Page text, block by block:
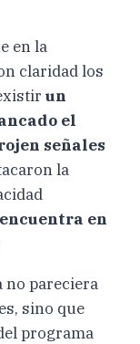
en la
claridad los
un
el
señales
la
en
no pareciera
sino que
programa